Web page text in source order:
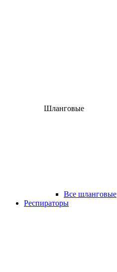
Шланговые
Все шланговые
Респираторы